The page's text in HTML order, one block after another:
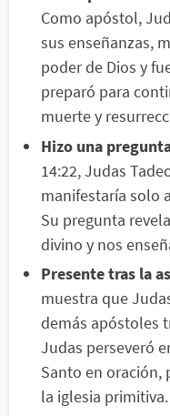
Como apóstol,
sus enseñanzas,
poder de Dios y
preparó para
muerte y
Hizo una
14:22, Judas
manifestaría solo
Su pregunta
divino y nos
Presente tras la
muestra que
demás apóstoles
Judas perseveró
Santo en oración,
la iglesia primitiva.